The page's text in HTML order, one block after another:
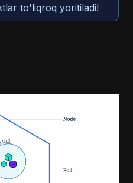
to'liqroq yoritiladi!